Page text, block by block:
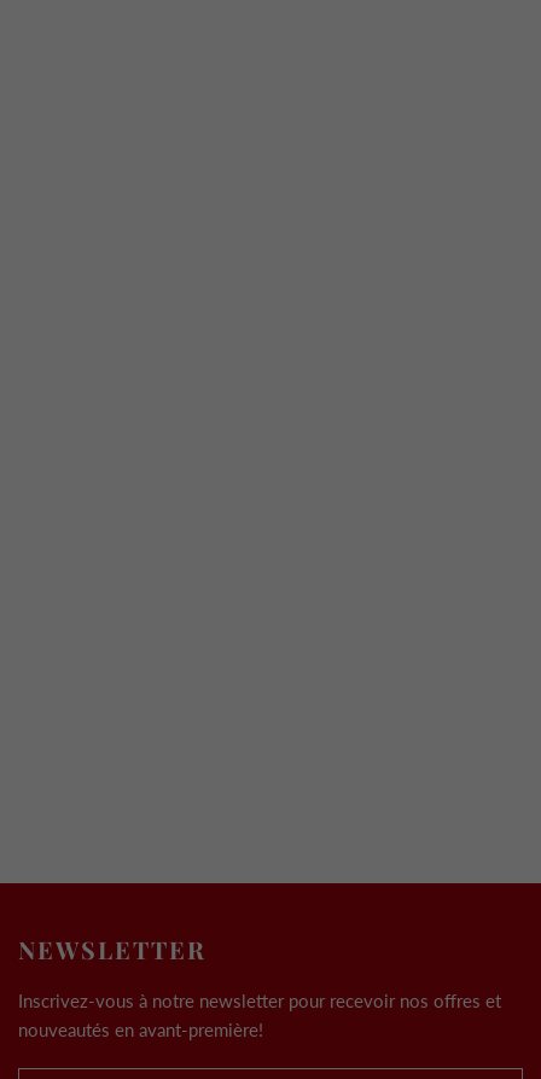
NEWSLETTER
Inscrivez-vous à notre newsletter pour recevoir nos offres et
nouveautés en avant-première!